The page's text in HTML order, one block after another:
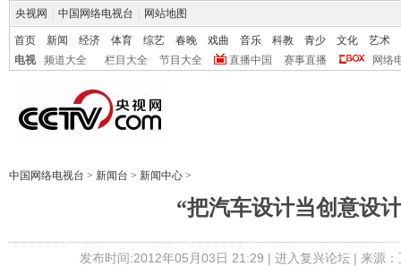
央视网 中国网络电视台 网站地图
首页 新闻 经济 体育 综艺 春晚 戏曲 音乐 科教 青少 文化
艺术
电视
频道大全 栏目大全 节目大全 直播中国 赛事直播 网络
中国网络电视台 > 新闻台 > 新闻中心 >
“把汽车设计当创意设
发布时间:2012年05月03日 21:29 | 进入复兴论坛| 来源